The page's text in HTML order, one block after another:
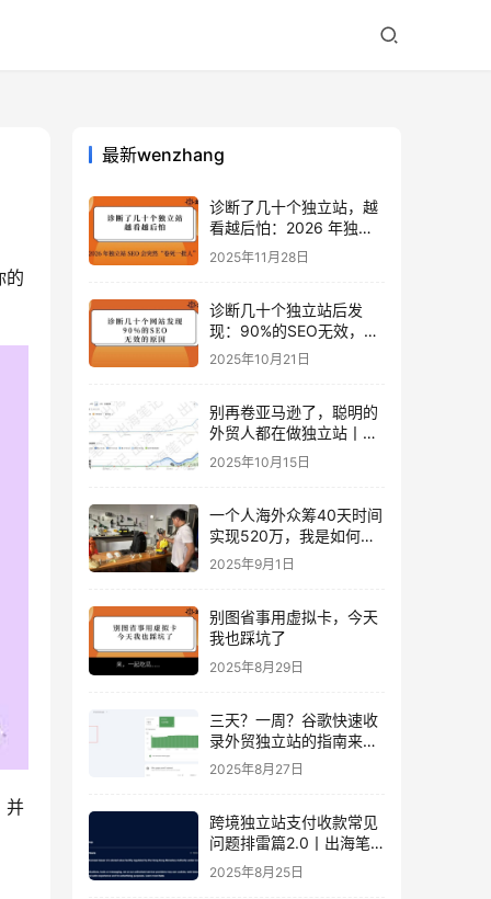
的
并
最新wenzhang
诊断了几十个独立站，越
看越后怕：2026 年独立
站 SEO 可能会突然“卷死
一批人”？
2025年11月28日
诊断几十个独立站后发
现：90%的SEO无效，是
因为忽略了这关键一步
2025年10月21日
别再卷亚马逊了，聪明的
外贸人都在做独立站丨出
海笔记
2025年10月15日
一个人海外众筹40天时间
实现520万，我是如何做
到的？丨出海笔记
2025年9月1日
别图省事用虚拟卡，今天
我也踩坑了
2025年8月29日
三天？一周？谷歌快速收
录外贸独立站的指南来
了！丨出海笔记
2025年8月27日
跨境独立站支付收款常见
问题排雷篇2.0丨出海笔
记
2025年8月25日